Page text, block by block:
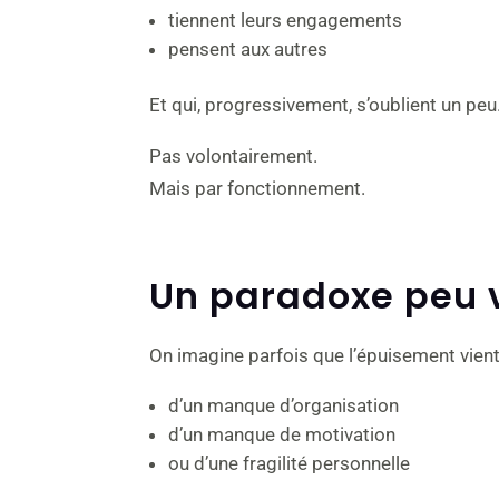
tiennent leurs engagements
pensent aux autres
Et qui, progressivement, s’oublient un peu.
Pas volontairement.
Mais par fonctionnement.
Un paradoxe peu
On imagine parfois que l’épuisement
d’un manque d’organisation
d’un manque de motivation
ou d’une fragilité personnelle